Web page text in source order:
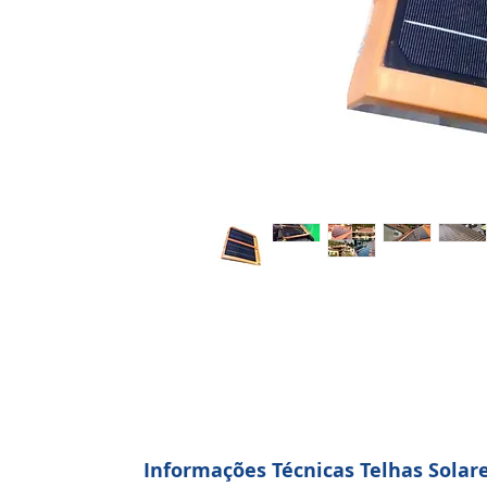
Informações Técnicas Telhas